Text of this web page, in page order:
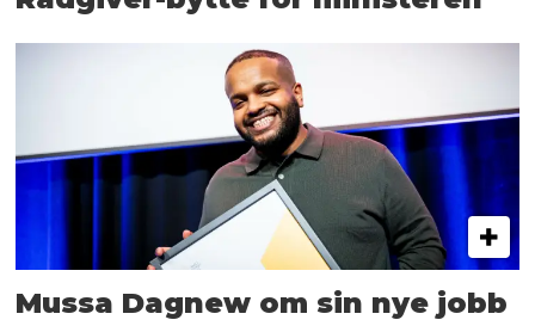
Mussa Dagnew om sin nye jobb